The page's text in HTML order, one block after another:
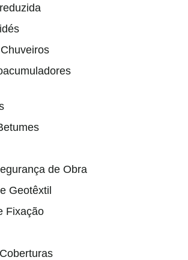
de Obra
Geotêxtil
Fixação